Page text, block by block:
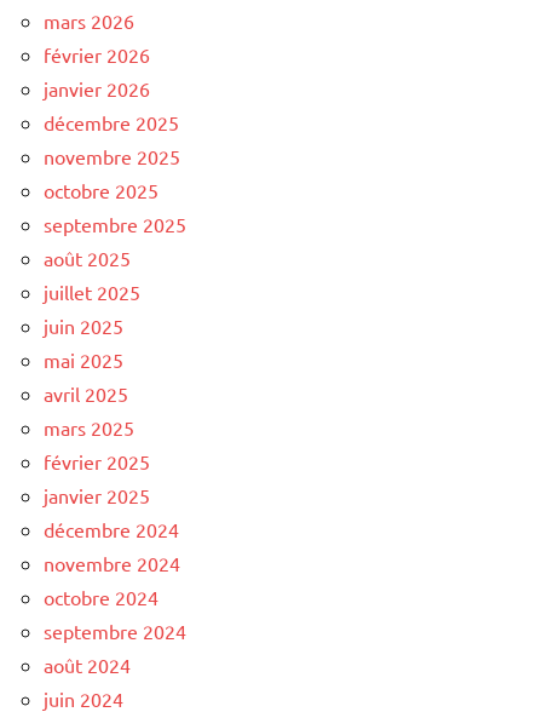
mars 2026
février 2026
janvier 2026
décembre 2025
novembre 2025
octobre 2025
septembre 2025
août 2025
juillet 2025
juin 2025
mai 2025
avril 2025
mars 2025
février 2025
janvier 2025
décembre 2024
novembre 2024
octobre 2024
septembre 2024
août 2024
juin 2024